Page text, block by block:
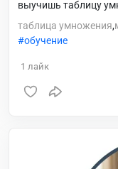
выучишь таблицу
чем загружаются
тренировки 👑
режим и начинай
таблица умножения,
обучение
1 лайк